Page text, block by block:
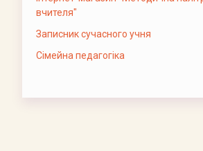
вчителя"
Записник сучасного учня
Сімейна педагогіка